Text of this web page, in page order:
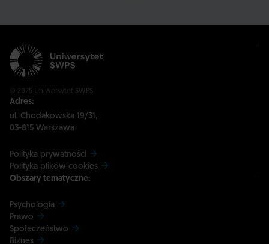
© 2025 Uniwersytet SWPS
Adres:
ul. Chodakowska 19/31,
03-815 Warszawa
Polityka prywatności
Polityka plików cookies
Obszary tematyczne:
Psychologia
Prawo
Społeczeństwo
Biznes